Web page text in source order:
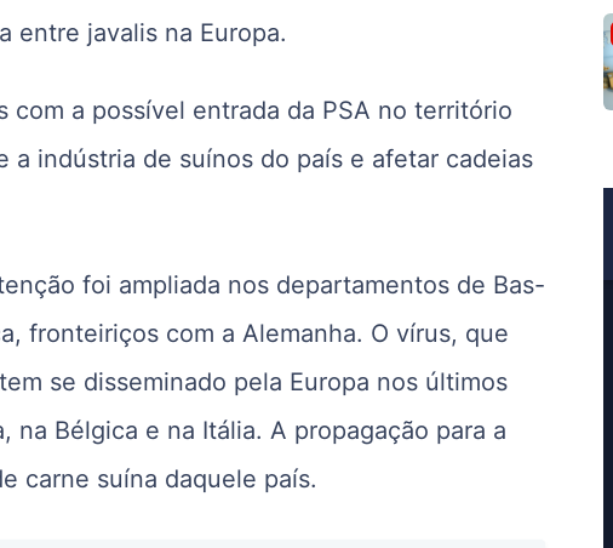
entre javalis na Europa.
a possível entrada da PSA no território
indústria de suínos do país e afetar cadeias
foi ampliada nos departamentos de Bas-
fronteiriços com a Alemanha. O vírus, que
se disseminado pela Europa nos últimos
na Bélgica e na Itália. A propagação para a
carne suína daquele país.